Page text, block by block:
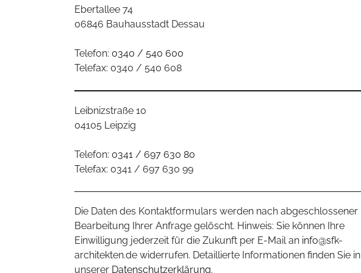
Ebertallee 74
06846 Bauhausstadt Dessau
Telefon: 0340 / 540 600
Telefax: 0340 / 540 608
Leibnizstraße 10
04105 Leipzig
Telefon: 0341 / 697 630 80
Telefax: 0341 / 697 630 99
Die Daten des Kontaktformulars werden nach abgeschlossener
Bearbeitung Ihrer Anfrage gelöscht. Hinweis: Sie können Ihre
Einwilligung jederzeit für die Zukunft per E-Mail an info@sfk-
architekten.de widerrufen. Detaillierte Informationen finden Sie in
unserer Datenschutzerklärung.